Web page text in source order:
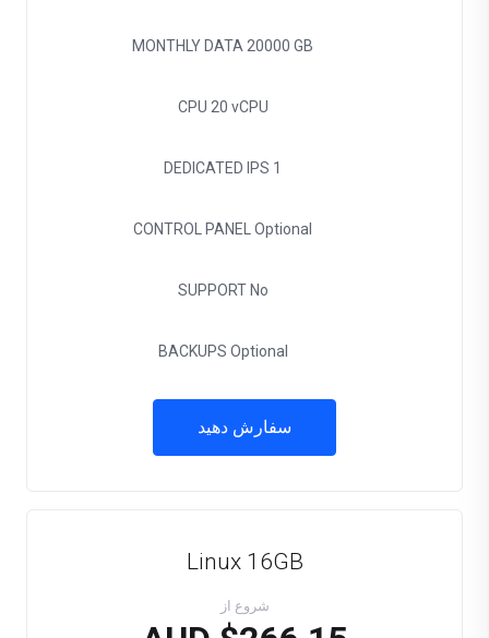
MONTHLY DATA 20000 GB
CPU 20 vCPU
DEDICATED IPS 1
CONTROL PANEL Optional
SUPPORTNo
BACKUPS Optional
سفارش دهید
Linux 16GB
شروع از